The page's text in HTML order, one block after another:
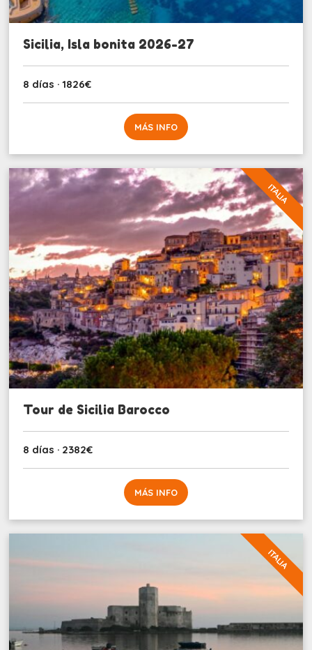
Sicilia, Isla bonita 2026-27
8 días · 1826€
MÁS INFO
ITALIA
Tour de Sicilia Barocco
8 días · 2382€
MÁS INFO
ITALIA